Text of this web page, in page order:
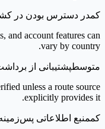
کمدر دسترس بودن در
and account features can
vary by country.
متوسطپشتیبانی از
unless a route source
explicitly provides it.
کممنبع اطلاعاتی